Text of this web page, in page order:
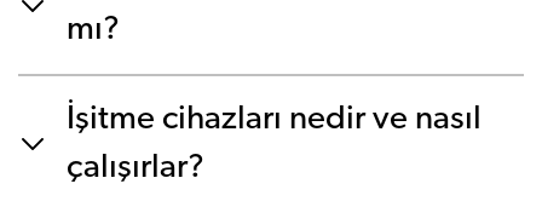
mı?
İşitme cihazları nedir ve nasıl
çalışırlar?